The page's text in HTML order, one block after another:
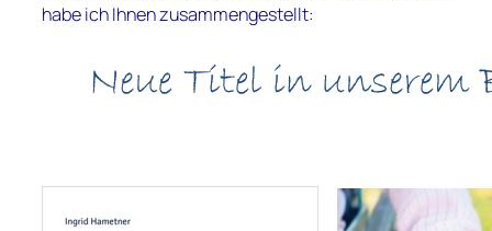
habe ich Ihnen zusammengestellt: